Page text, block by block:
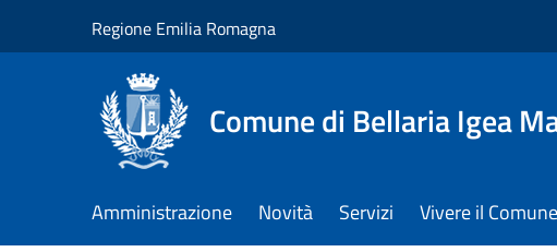
Regione Emilia Romagna
Comune di Bellaria Igea
Amministrazione Novità Servizi Vivere il Comune